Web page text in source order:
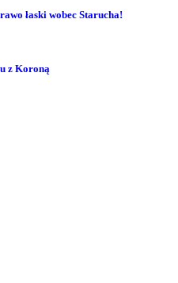
łaski wobec Starucha!
z Koroną